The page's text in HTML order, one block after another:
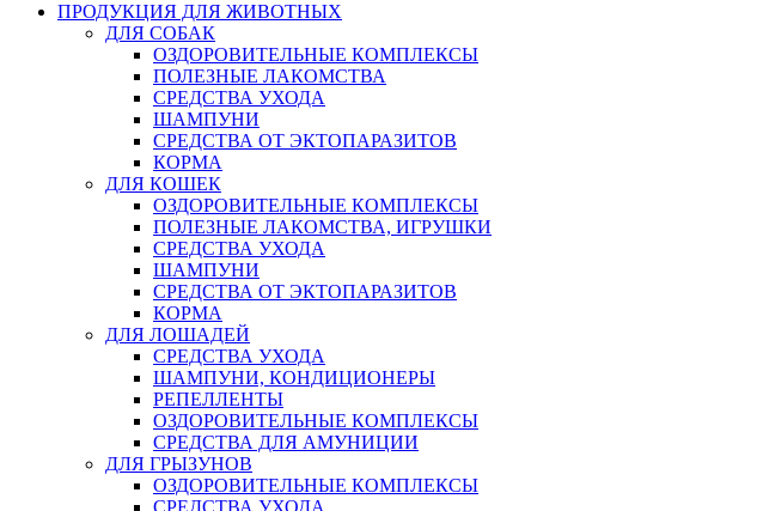
ПРОДУКЦИЯ ДЛЯ ЖИВОТНЫХ
ДЛЯ СОБАК
ОЗДОРОВИТЕЛЬНЫЕ КОМПЛЕКСЫ
ПОЛЕЗНЫЕ ЛАКОМСТВА
СРЕДСТВА УХОДА
ШАМПУНИ
СРЕДСТВА ОТ ЭКТОПАРАЗИТОВ
КОРМА
ДЛЯ КОШЕК
ОЗДОРОВИТЕЛЬНЫЕ КОМПЛЕКСЫ
ПОЛЕЗНЫЕ ЛАКОМСТВА, ИГРУШКИ
СРЕДСТВА УХОДА
ШАМПУНИ
СРЕДСТВА ОТ ЭКТОПАРАЗИТОВ
КОРМА
ДЛЯ ЛОШАДЕЙ
СРЕДСТВА УХОДА
ШАМПУНИ, КОНДИЦИОНЕРЫ
РЕПЕЛЛЕНТЫ
ОЗДОРОВИТЕЛЬНЫЕ КОМПЛЕКСЫ
СРЕДСТВА ДЛЯ АМУНИЦИИ
ДЛЯ ГРЫЗУНОВ
ОЗДОРОВИТЕЛЬНЫЕ КОМПЛЕКСЫ
СРЕДСТВА УХОДА